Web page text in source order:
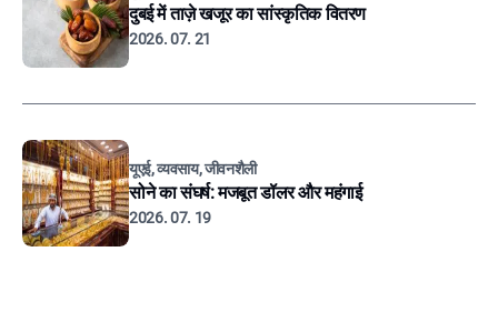
दुबई में ताज़े खजूर का सांस्कृतिक वितरण
2026. 07. 21
यूएई, व्यवसाय, जीवनशैली
सोने का संघर्ष: मजबूत डॉलर और महंगाई
2026. 07. 19